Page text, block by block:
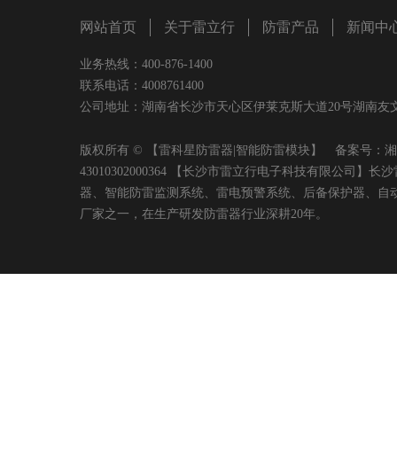
网站首页 关于雷立行 防雷产品 新闻中
业务热线：400-876-1400
联系电话：4008761400
公司地址：湖南省长沙市天心区伊莱克斯大道20号湖南
版权所有 © 【雷科星防雷器|智能防雷模块】 备案号：
43010302000364 【长沙市雷立行电子科技有限公司】长
器、智能防雷监测系统、雷电预警系统、后备保护器、
厂家之一，在生产研发防雷器行业深耕20年。